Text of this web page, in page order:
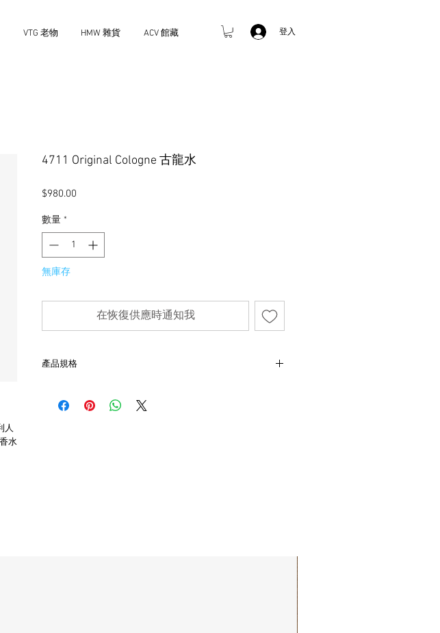
VTG 老物 HMW 雜貨 ACV 館藏 登入
人
水
4711 Original Cologne 古龍水
$980.00
數量 *
無庫存
在恢復供應時通知我
產品規格
- 容量為60ml